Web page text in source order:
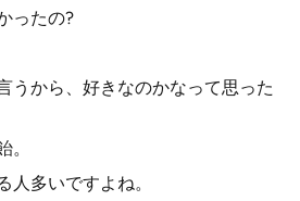
ったの?
うから、好きなのかなって思った
。
人多いですよね。